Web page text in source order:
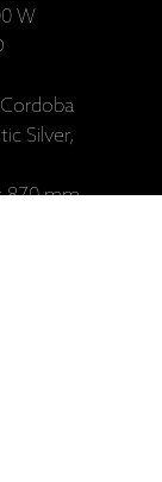
W
Silver,
870 mm